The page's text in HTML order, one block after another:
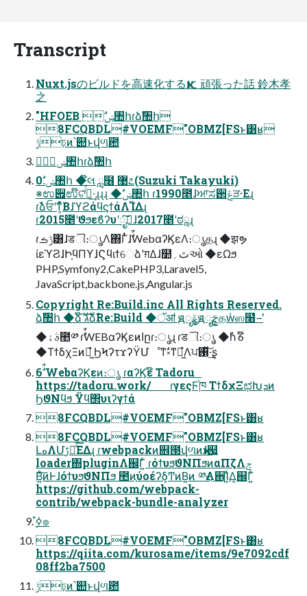
Transcript
Nuxt.jsのビルドを高速化するҝに 頑張った話 鈴木孝
之
"HFOEB ࣗݾ঺հɾձࣾ঺հ
8FCQBDL#VOEMF"OBMZ[FSͱ͸ʁ
ݱঢ়ͷ՝୊ͱվળ఺
ࣗݾ঺հɾձࣾ঺հ
0.ࣗݾ঺հ ◆໊લ ླ໦ ޹೭(Suzuki Takayuki)
※ಉ੏ಉ໊ଟͯ͘ࠔͬͯ·͢ɻɻɻ ◆ࣗݾ঺հ ɾ1990೥ɺਆಸ઒ݝੜ·Εɻ
ɾࣾձਓʹͳ͔ͬͯΒɺϓϩάϥϛϯάΛ࢝ΊΔɻ
ɾ2015೥ʹϑϧεϐʔυʹೖࣾ͠ɺ2017೥ʹಠཱɻ
ɾݱࡏ͸ɺडୗ։ൃΛ΍ΓͭͭɺࣗࣾWebαʔϏεΛ։ൃதɻ ◆झຯ
ίεϓϨɺԻָϥΠϒɺϚϥιϯେձʹग़Δɺ໺ٿ؍ઓ ◆εΩϧ
PHP,Symfony2,CakePHP3,Laravel5,
JavaScript,backbone.js,Angular.js
Copyright Re:Build.inc All Rights Reserved.
ձࣾ঺հ ◆ձ໊ࣾ גࣜձࣾRe:Build ◆ॅॴ ԭೄݝԭೄࢢதԝ̍ஸ໨̍̒−̕
◆ࣄۀ಺༰ ɾࣗࣾWEBαʔϏεͷاըɾ։ൃɻ ɾडୗ։ൃ ◆ࣾһ 6໊
◆ΤϯδχΞͷಇ͖ํ ϦϞʔτϫʔΫՄೳͳࣗ༝ͳಇ͖ํΛਪ঑ͯ͠·͢ʂ
6 ࣗࣾWebαʔϏεͷ։ൃ ɾαʔϏε໊ Tadoru
https://tadoru.work/ ɾγεςϜ֓ཁ ΤϯδχΞಛԽܕͷ
ϦϑΝϥϧ Ϋϥ΢υιʔγϯά
8FCQBDL#VOEMF"OBMZ[FSͱ͸ʁ
8FCQBDL#VOEMF"OBMZ[FSͱ͸ʁ
ԼهΛՄࢹԽͯ͘͠ΕΔɻ ɾwebpackͷ଎౓վળͷҝɺ஗͍
loader΍pluginΛ஌Γ͍ͨ ɾόϯυϧϑΝΠϧͷαΠζΛݮ
Β͍ͨ͠ͷͰɺόϯυϧϑΝΠϧ ಺ͷ֤ύοέʔδ͕Ͳͷ͘Β͍ͷ ༰ྔΛ઎Ί͍ͯΔ͔஌Γ͍ͨ
https://github.com/webpack-
contrib/webpack-bundle-analyzer
࣮ߦํ๏
8FCQBDL#VOEMF"OBMZ[FSͱ͸ʁ
https://qiita.com/kurosame/items/9e7092cdf
08ff2ba7500
ݱঢ়ͷ՝୊ͱվળ఺